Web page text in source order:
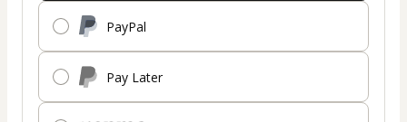
PayPal
Pay Later